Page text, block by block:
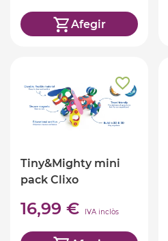
Afegir
Tiny&Mighty mini
pack Clixo
16,99 € IVA inclòs